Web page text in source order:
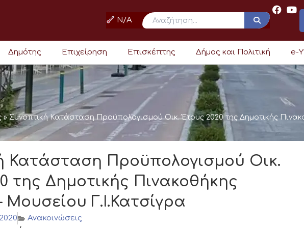
N/A
Δημότης Επιχείρηση Επισκέπτης Δήμος και Πολιτική e-
»Συνοπτική Κατάσταση Προϋπολογισμού Οικ. Έτους 2020 της Δημοτικής
Κατάσταση Προϋπολογισμού Οικ.
της Δημοτικής Πινακοθήκης
Γ.Ι.Κατσίγρα
Ανακοινώσεις